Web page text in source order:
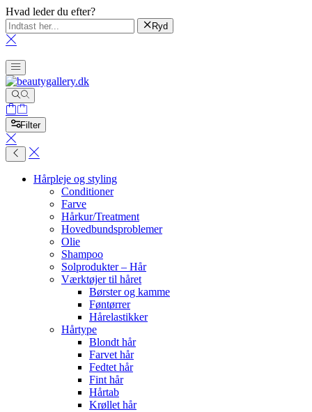
Hvad leder du efter?
Ryd
Filter
Hårpleje og styling
Conditioner
Farve
Hårkur/Treatment
Hovedbundsproblemer
Olie
Shampoo
Solprodukter – Hår
Værktøjer til håret
Børster og kamme
Føntørrer
Hårelastikker
Hårtype
Blondt hår
Farvet hår
Fedtet hår
Fint hår
Hårtab
Krøllet hår